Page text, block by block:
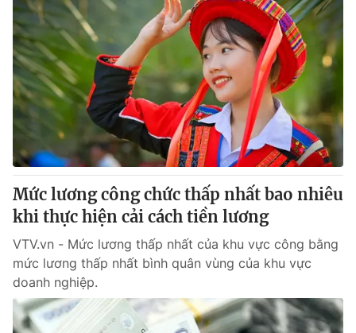
Mức lương công chức thấp nhất bao nhiêu
khi thực hiện cải cách tiền lương
VTV.vn - Mức lương thấp nhất của khu vực công bằng
mức lương thấp nhất bình quân vùng của khu vực
doanh nghiệp.